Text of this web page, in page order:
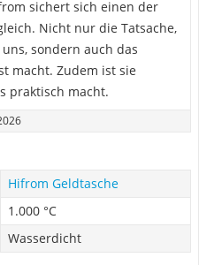
sichert sich einen der
Nicht nur die Tatsache,
sondern auch das
macht. Zudem ist sie
praktisch macht.
Hifrom Geldtasche
1.000 °C
Wasserdicht